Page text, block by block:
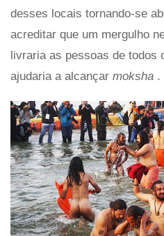
desses locais tornando-se
acreditar que um mergulho
livraria as pessoas de todos
ajudaria a alcançar moksha .